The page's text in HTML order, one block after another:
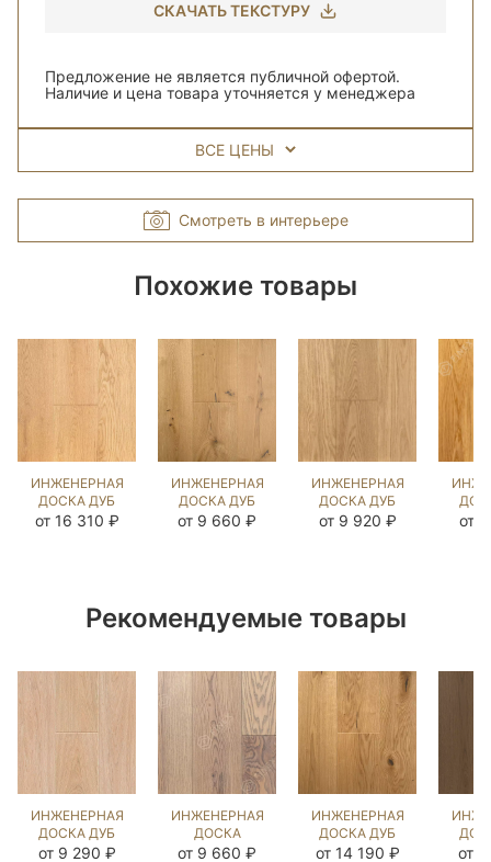
СКАЧАТЬ ТЕКСТУРУ
Предложение не является публичной офертой.
Наличие и цена товара уточняется у менеджера
ВСЕ ЦЕНЫ
Смотреть в интерьере
Похожие товары
ИНЖЕНЕРНАЯ
ДОСКА ДУБ
UNFINISHED
от 16 310 ₽
ИНЖЕНЕРНАЯ
ДОСКА ДУБ
НАТУРАЛЬНЫЙ
от 9 660 ₽
ИНЖЕНЕРНАЯ
ДОСКА ДУБ
UNFINISHED
от 9 920 ₽ от
Рекомендуемые товары
ИНЖЕНЕРНАЯ
ДОСКА ДУБ
СТЭЙН
от 9 290 ₽
ИНЖЕНЕРНАЯ
ДОСКА
ЯСЕНЬ
от 9 660 ₽
ИНЖЕНЕРНАЯ
ДОСКА ДУБ
НАТУРАЛЬНЫЙ
от 14 190 ₽ от